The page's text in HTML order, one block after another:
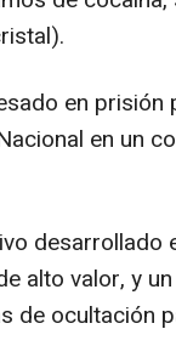
en prisión
en un
desarrollado
alto valor, y
de ocultación